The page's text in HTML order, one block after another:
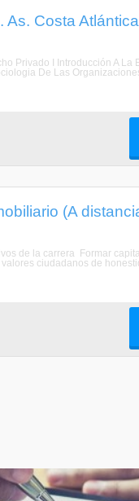
As. Costa
Privado I Introducción A La
De Las
(A
de la carrera Formar
ciudadanos de